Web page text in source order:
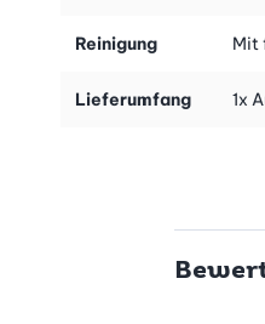
Reinigung Mit
Lieferumfang 1x